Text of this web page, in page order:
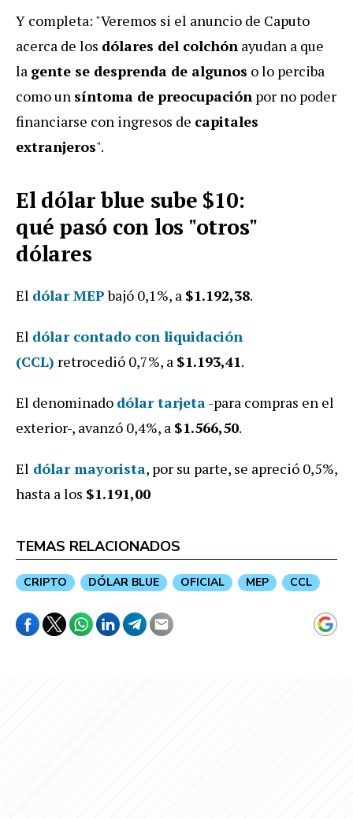
Y completa: "Veremos si el anuncio de Caputo
acerca de los dólares del colchón ayudan a que
la gente se desprenda de algunos o lo perciba
como un síntoma de preocupación por no poder
financiarse con ingresos de capitales
extranjeros".
El dólar blue sube $10:
qué pasó con los "otros"
dólares
El dólar MEPbajó 0,1%, a $1.192,38.
El dólar contado con liquidación
(CCL) retrocedió 0,7%, a $1.193,41.
El denominado dólar tarjeta-para compras en el
exterior-, avanzó 0,4%, a $1.566,50.
El dólar mayorista, por su parte, se apreció 0,5%,
hasta a los $1.191,00
TEMAS RELACIONADOS
CRIPTO DÓLAR BLUE OFICIAL MEP CCL